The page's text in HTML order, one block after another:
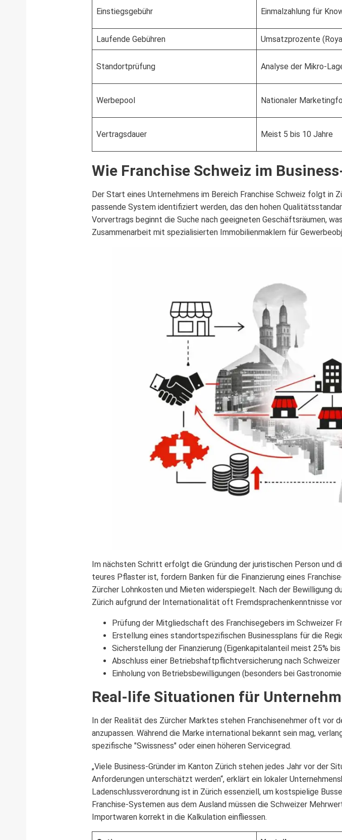
Einstiegsgebühr Einmalzahlung für
Laufende Gebühren Umsatzprozente
Standortprüfung Analyse der Mikro-
Werbepool Nationaler
Vertragsdauer Meist 5 bis 10 Jahre
Wie Franchise Schweiz im
Der Start eines Unternehmens im Bereich Franchise Schweiz folgt in
passende System identifiziert werden, das den hohen
Vorvertrags beginnt die Suche nach geeigneten Geschäftsräumen,
Zusammenarbeit mit spezialisierten Immobilienmaklern für
Im nächsten Schritt erfolgt die Gründung der juristischen Person und
teures Pflaster ist, fordern Banken für die Finanzierung eines
Zürcher Lohnkosten und Mieten widerspiegelt. Nach der Bewilligung
Zürich aufgrund der Internationalität oft Fremdsprachenkenntnisse
Prüfung der Mitgliedschaft des Franchisegebers im Schweizer
Erstellung eines standortspezifischen Businessplans für die
Sicherstellung der Finanzierung (Eigenkapitalanteil meist 25% bis
Abschluss einer Betriebshaftpflichtversicherung nach Schweizer
Einholung von Betriebsbewilligungen (besonders bei
Real-life Situationen für
In der Realität des Zürcher Marktes stehen Franchisenehmer oft vor
anzupassen. Während die Marke international bekannt sein mag,
spezifische "Swissness" oder einen höheren Servicegrad.
„Viele Business-Gründer im Kanton Zürich stehen jedes Jahr vor der
Anforderungen unterschätzt werden“, erklärt ein lokaler
Ladenschlussverordnung ist in Zürich essenziell, um kostspielige
Franchise-Systemen aus dem Ausland müssen die Schweizer
Importwaren korrekt in die Kalkulation einfliessen.